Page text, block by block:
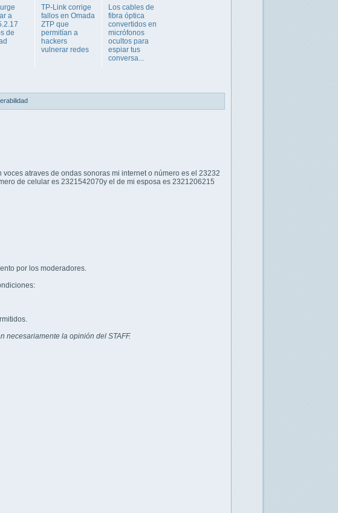
a
de
TP-Link corrige
fallos en Omada
ZTP que
permitían a
hackers
vulnerar redes
Los cables de
fibra óptica
convertidos en
micrófonos
ocultos para
espiar tus
conversa...
atraves de ondas sonoras mi internet o número es el 23232
de celular es 2321542070y el de mi esposa es 2321206215
por los moderadores.
necesariamente la opinión del STAFF.